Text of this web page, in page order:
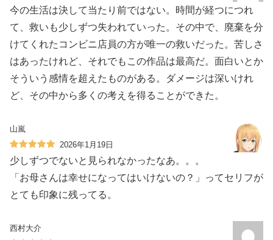
今の生活は決して当たり前ではない。時間が経つにつれ
て、救いも少しずつ失われていった。その中で、廃棄を分
けてくれたコンビニ店員の方が唯一の救いだった。苦しさ
はあったけれど、それでもこの作品は最高だ。面白いとか
そういう感情を超えたものがある。ダメージは深いけれ
ど、その中から多くの考えを得ることができた。
山嵐
2026年1月19日
少しずつでないと見られなかったなあ。。。
「お母さんは幸せになってはいけないの？」ってセリフが
とても印象に残ってる。
西村大介